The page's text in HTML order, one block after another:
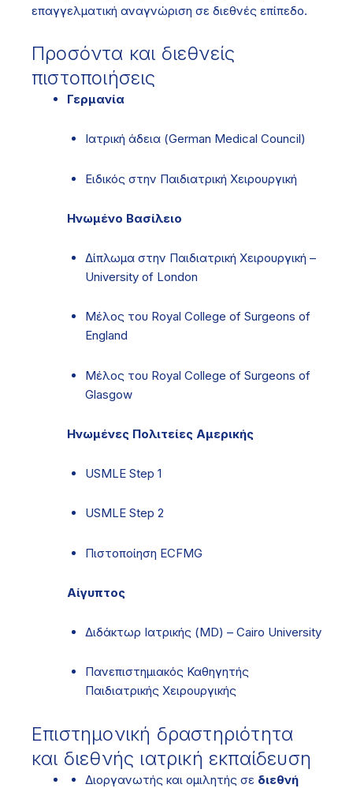
επαγγελματική αναγνώριση σε διεθνές επίπεδο.
Προσόντα και διεθνείς
πιστοποιήσεις
Γερμανία
Ιατρική άδεια (German Medical Council)
Ειδικός στην Παιδιατρική Χειρουργική
Ηνωμένο Βασίλειο
Δίπλωμα στην Παιδιατρική Χειρουργική –
University of London
Μέλος του Royal College of Surgeons of
England
Μέλος του Royal College of Surgeons of
Glasgow
Ηνωμένες Πολιτείες Αμερικής
USMLE Step 1
USMLE Step 2
Πιστοποίηση ECFMG
Αίγυπτος
Διδάκτωρ Ιατρικής (MD) – Cairo University
Πανεπιστημιακός Καθηγητής
Παιδιατρικής Χειρουργικής
Επιστημονική δραστηριότητα
και διεθνής ιατρική εκπαίδευση
Διοργανωτής και ομιλητής σε διεθνή